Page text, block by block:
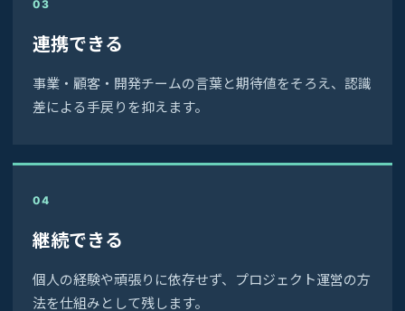
03
連携できる
事業・顧客・開発チームの言葉と期待値をそろえ、認識
差による手戻りを抑えます。
04
継続できる
個人の経験や頑張りに依存せず、プロジェクト運営の方
法を仕組みとして残します。